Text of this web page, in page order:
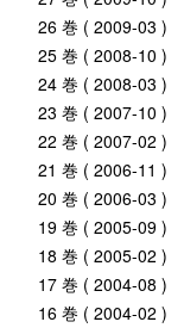
26 巻 ( 2009-03 )
25 巻 ( 2008-10 )
24 巻 ( 2008-03 )
23 巻 ( 2007-10 )
22 巻 ( 2007-02 )
21 巻 ( 2006-11 )
20 巻 ( 2006-03 )
19 巻 ( 2005-09 )
18 巻 ( 2005-02 )
17 巻 ( 2004-08 )
16 巻 ( 2004-02 )